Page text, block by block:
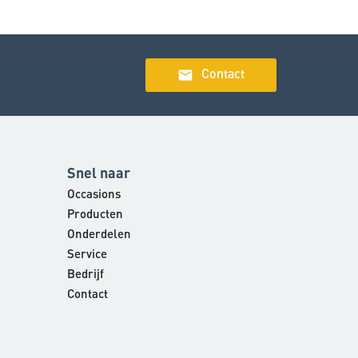
email Contact
Snel naar
Occasions
Producten
Onderdelen
Service
Bedrijf
Contact